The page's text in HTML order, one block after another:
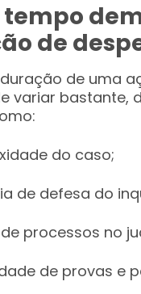
de
de uma
variar bastante,
do caso;
de defesa do
processos no
de provas e